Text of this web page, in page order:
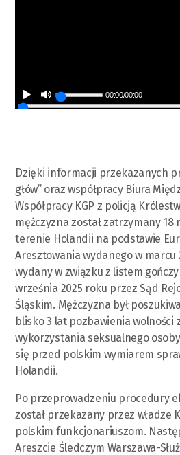
00:00/00:00
Dzięki informacji przekazanych
głów” oraz współpracy Biura
Współpracy KGP z policją
mężczyzna został zatrzymany 18
terenie Holandii na podstawie
Aresztowania wydanego w marcu
wydany w związku z listem
września 2025 roku przez Sąd
Śląskim. Mężczyzna był
blisko 3 lat pozbawienia wolności
wykorzystania seksualnego
się przed polskim wymiarem
Holandii.
Po przeprowadzeniu procedury
został przekazany przez władze
polskim funkcjonariuszom.
Areszcie Śledczym Warszawa-